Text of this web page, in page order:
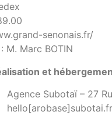
senonais.fr/
M. Marc BOTIN
et
Agence Subotaï – 27